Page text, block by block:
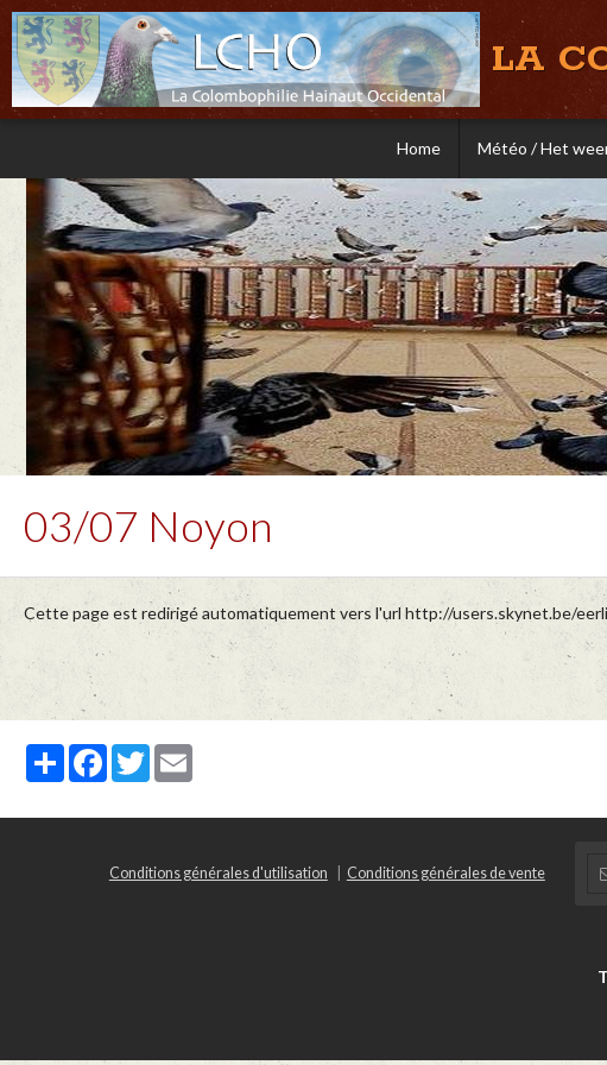
LA
Home Météo / Het
03/07 Noyon
Cette page est redirigé automatiquement vers l'url http://users.skynet.be/
PartagerFacebook
Twitter
Conditions générales d'utilisation Conditions générales de vente